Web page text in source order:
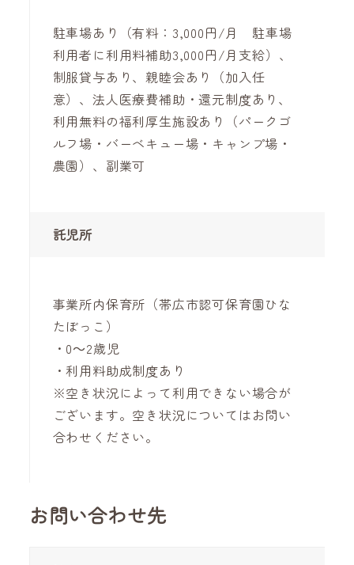
駐車場あり（有料：3,000円/月 駐車場
利用者に利用料補助3,000円/月支給）、
制服貸与あり、親睦会あり（加入任
意）、法人医療費補助・還元制度あり、
利用無料の福利厚生施設あり（パークゴ
ルフ場・バーベキュー場・キャンプ場・
農園）、副業可
託児所
事業所内保育所（帯広市認可保育園ひな
たぼっこ）
・0～2歳児
・利用料助成制度あり
※空き状況によって利用できない場合が
ございます。空き状況についてはお問い
合わせください。
お問い合わせ先